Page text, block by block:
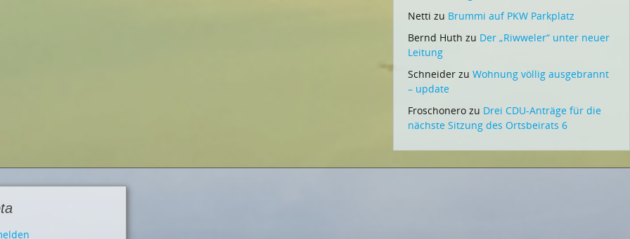
Netti zu Brummi auf PKW Parkplatz
Bernd Huth zu Der „Riwweler“ unter neuer
Leitung
Schneider zuWohnung völlig ausgebrannt
– update
Froschonero zu Drei CDU-Anträge für die
nächste Sitzung des Ortsbeirats 6